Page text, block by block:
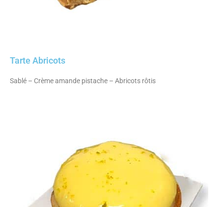
Tarte Abricots
Sablé – Crème amande pistache – Abricots rôtis